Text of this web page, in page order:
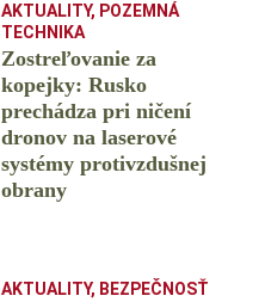
AKTUALITY, POZEMNÁ
TECHNIKA
Zostreľovanie za
kopejky: Rusko
prechádza pri ničení
dronov na laserové
systémy protivzdušnej
obrany
AKTUALITY, BEZPEČNOSŤ